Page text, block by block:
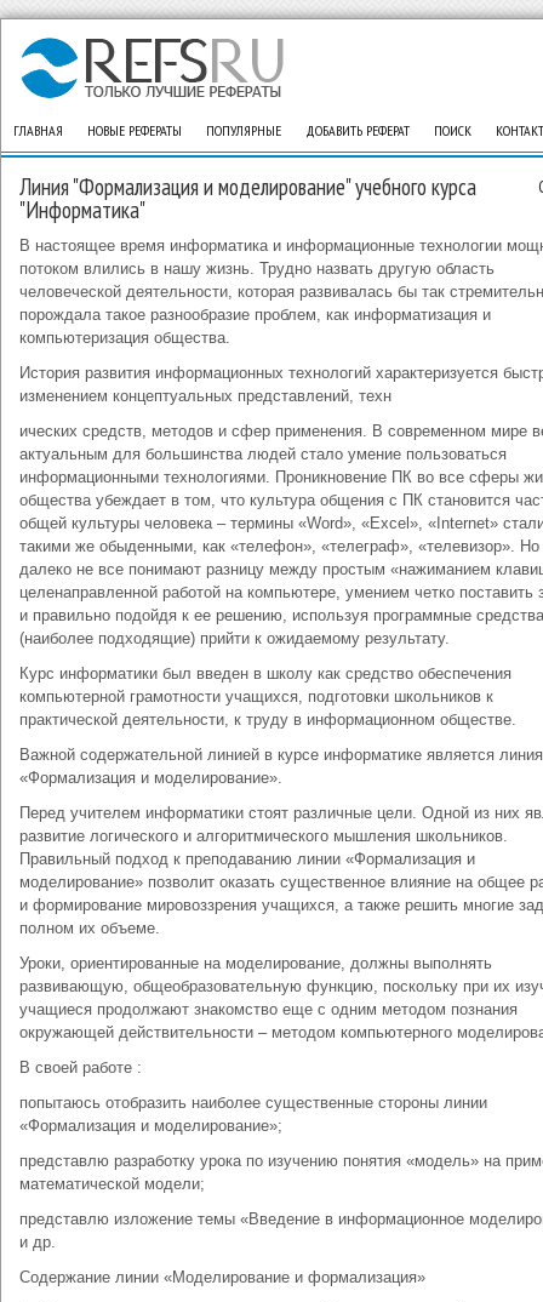
ГЛАВНАЯ НОВЫЕ РЕФЕРАТЫ ПОПУЛЯРНЫЕ ДОБАВИТЬ РЕФЕРАТ ПОИСК
Линия "Формализация и моделирование" учебного курса
"Информатика"
В настоящее время информатика и информационные технологии
потоком влились в нашу жизнь. Трудно назвать другую область
человеческой деятельности, которая развивалась бы так
порождала такое разнообразие проблем, как информатизация и
компьютеризация общества.
История развития информационных технологий характеризуется
изменением концептуальных представлений, техн
ических средств, методов и сфер применения. В современном мире
актуальным для большинства людей стало умение пользоваться
информационными технологиями. Проникновение ПК во все сферы
общества убеждает в том, что культура общения с ПК становится
общей культуры человека – термины «Word», «Excel», «Internet»
такими же обыденными, как «телефон», «телеграф», «телевизор». Но
далеко не все понимают разницу между простым «нажиманием
целенаправленной работой на компьютере, умением четко поставить
и правильно подойдя к ее решению, используя программные средства
(наиболее подходящие) прийти к ожидаемому результату.
Курс информатики был введен в школу как средство обеспечения
компьютерной грамотности учащихся, подготовки школьников к
практической деятельности, к труду в информационном обществе.
Важной содержательной линией в курсе информатике является линия
«Формализация и моделирование».
Перед учителем информатики стоят различные цели. Одной из них
развитие логического и алгоритмического мышления школьников.
Правильный подход к преподаванию линии «Формализация и
моделирование» позволит оказать существенное влияние на общее
и формирование мировоззрения учащихся, а также решить многие
полном их объеме.
Уроки, ориентированные на моделирование, должны выполнять
развивающую, общеобразовательную функцию, поскольку при их
учащиеся продолжают знакомство еще с одним методом познания
окружающей действительности – методом компьютерного
В своей работе :
попытаюсь отобразить наиболее существенные стороны линии
«Формализация и моделирование»;
представлю разработку урока по изучению понятия «модель» на
математической модели;
представлю изложение темы «Введение в информационное
и др.
Содержание линии «Моделирование и формализация»